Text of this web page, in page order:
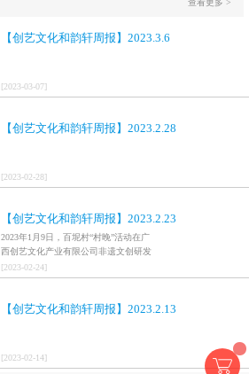
【创艺文化和韵轩周报】2023.3.6
[2023-03-07]
【创艺文化和韵轩周报】2023.2.28
[2023-02-28]
【创艺文化和韵轩周报】2023.2.23
2023年1月9日，百坭村“村晚”活动在广
西创艺文化产业有限公司非遗文创研发
基地、百色市乐业县百坭壮族织布技艺
传承创意基地正式开启，活动紧扣“启航
村特色设计舞美，突出乡村文艺新体
[2023-02-24]
【创艺文化和韵轩周报】2023.2.13
[2023-02-14]
查看更多 >